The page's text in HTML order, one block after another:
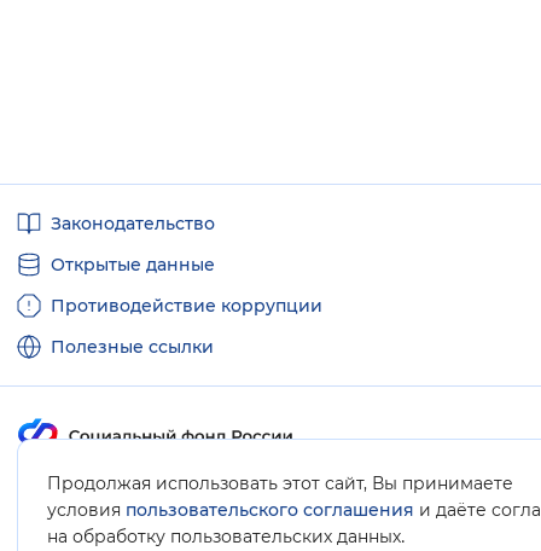
Продолжая использовать этот сайт, Вы принимаете
условия пользовательского соглашения и даёте
на обработку пользовательских данных.
ссылкиЗаконодательство
Открытые данные
Противодействие коррупции
Полезные ссылки
Карта сайта